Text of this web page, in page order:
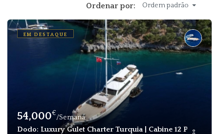
Ordenar por: Ordem padrão
EM DESTAQUE
54,000€
/Semana
Dodo: Luxury Gulet Charter Turquia | Cabine 12 Pessoas